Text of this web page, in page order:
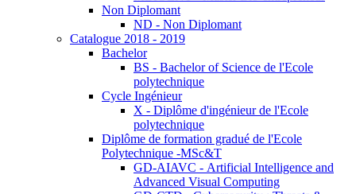
Non Diplomant
ND - Non Diplomant
Catalogue 2018 - 2019
Bachelor
BS - Bachelor of Science de l'Ecole
polytechnique
Cycle Ingénieur
X - Diplôme d'ingénieur de l'Ecole
polytechnique
Diplôme de formation gradué de l'Ecole
Polytechnique -MSc&T
GD-AIAVC - Artificial Intelligence and
Advanced Visual Computing